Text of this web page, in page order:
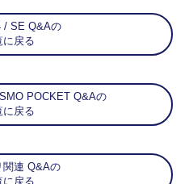
/ SE Q&Aの
に戻る
POCKET Q&Aの
に戻る
関連 Q&Aの
に戻る